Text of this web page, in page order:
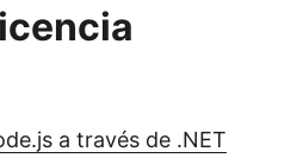
a través de .NET